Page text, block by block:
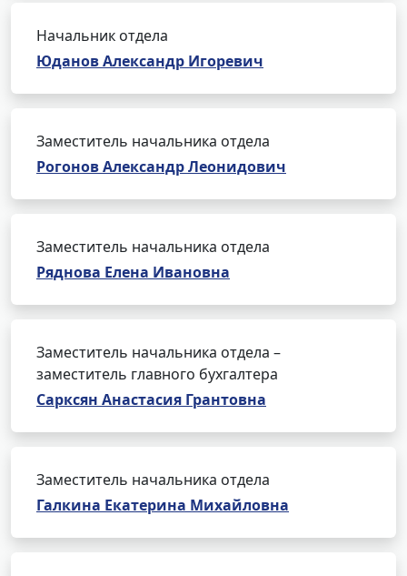
Начальник отдела
Юданов Александр Игоревич
Заместитель начальника отдела
Рогонов Александр Леонидович
Заместитель начальника отдела
Ряднова Елена Ивановна
Заместитель начальника отдела –
заместитель главного бухгалтера
Сарксян Анастасия Грантовна
Заместитель начальника отдела
Галкина Екатерина Михайловна